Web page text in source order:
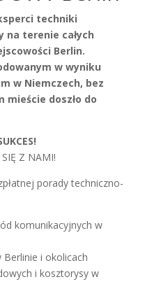
techniki
na terenie całych
Berlin.
w wyniku
w Niemczech, bez
doszło do
SIĘ Z NAMI!
porady techniczno-
komunikacyjnych w
i okolicach
i kosztorysy w